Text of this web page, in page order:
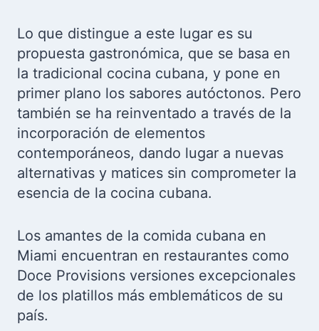
Lo que distingue a este lugar es su
propuesta gastronómica, que se basa en
la tradicional cocina cubana, y pone en
primer plano los sabores autóctonos. Pero
también se ha reinventado a través de la
incorporación de elementos
contemporáneos, dando lugar a nuevas
alternativas y matices sin comprometer la
esencia de la cocina cubana.
Los amantes de la comida cubana en
Miami encuentran en restaurantes como
Doce Provisions versiones excepcionales
de los platillos más emblemáticos de su
país.